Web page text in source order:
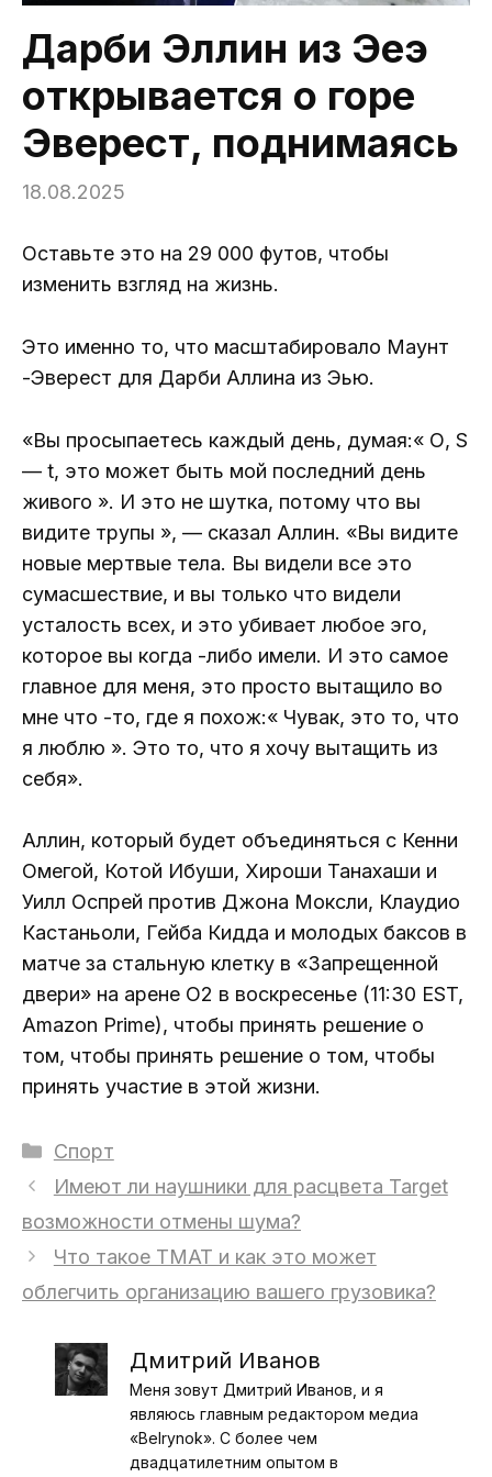
Дарби Эллин из Эеэ
открывается о горе
Эверест, поднимаясь
18.08.2025
Оставьте это на 29 000 футов, чтобы
изменить взгляд на жизнь.
Это именно то, что масштабировало Маунт
-Эверест для Дарби Аллина из Эью.
«Вы просыпаетесь каждый день, думая:« О, S
— t, это может быть мой последний день
живого ». И это не шутка, потому что вы
видите трупы », — сказал Аллин. «Вы видите
новые мертвые тела. Вы видели все это
сумасшествие, и вы только что видели
усталость всех, и это убивает любое эго,
которое вы когда -либо имели. И это самое
главное для меня, это просто вытащило во
мне что -то, где я похож:« Чувак, это то, что
я люблю ». Это то, что я хочу вытащить из
себя».
Аллин, который будет объединяться с Кенни
Омегой, Котой Ибуши, Хироши Танахаши и
Уилл Оспрей против Джона Моксли, Клаудио
Кастаньоли, Гейба Кидда и молодых баксов в
матче за стальную клетку в «Запрещенной
двери» на арене O2 в воскресенье (11:30 EST,
Amazon Prime), чтобы принять решение о
том, чтобы принять решение о том, чтобы
принять участие в этой жизни.
Рубрики
Спорт
Имеют ли наушники для расцвета Target
возможности отмены шума?
Что такое TMAT и как это может
облегчить организацию вашего грузовика?
Дмитрий Иванов
Меня зовут Дмитрий Иванов, и я
являюсь главным редактором медиа
«Belrynok». С более чем
двадцатилетним опытом в